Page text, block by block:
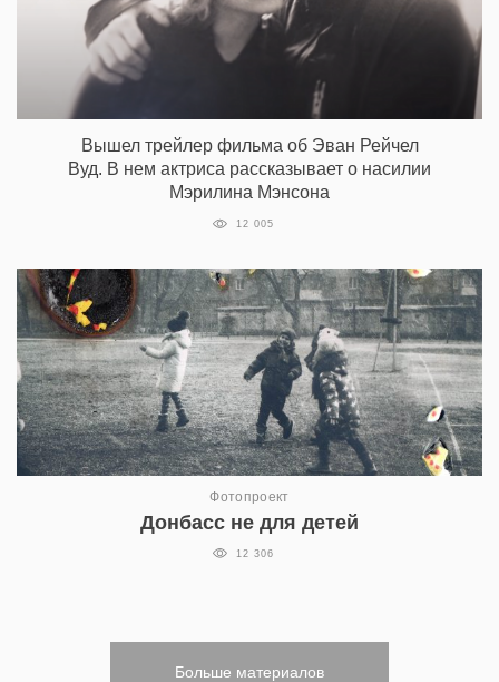
Вышел трейлер фильма об Эван Рейчел
Вуд. В нем актриса рассказывает о насилии
Мэрилина Мэнсона
12 005
Фотопроект
Донбасс не для детей
12 306
Больше материалов